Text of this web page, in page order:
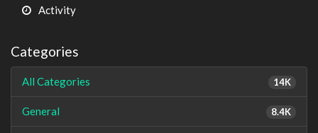
Activity
Categories
14K
All Categories
8.4K
General